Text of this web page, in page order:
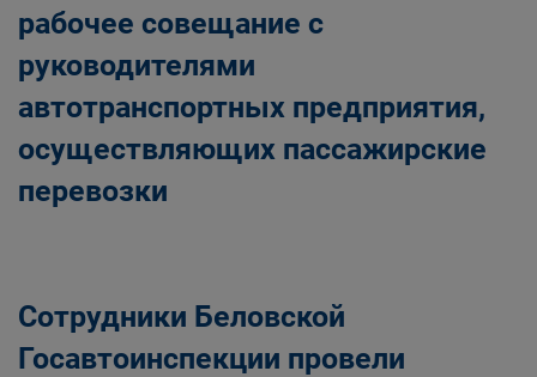
рабочее совещание с
руководителями
автотранспортных предприятия,
осуществляющих пассажирские
перевозки
Сотрудники Беловской
Госавтоинспекции провели